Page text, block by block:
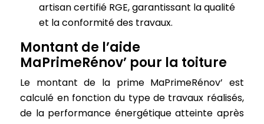
artisan certifié RGE, garantissant la qualité
et la conformité des travaux.
Montant de l’aide
MaPrimeRénov’ pour la toiture
Le montant de la prime MaPrimeRénov’ est
calculé en fonction du type de travaux réalisés,
de la performance énergétique atteinte après